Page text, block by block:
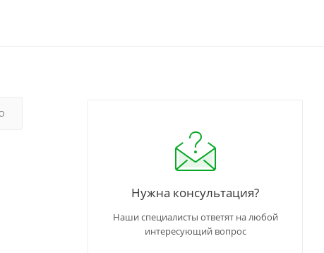
Нужна консультация?
Наши специалисты ответят на любой
интересующий вопрос